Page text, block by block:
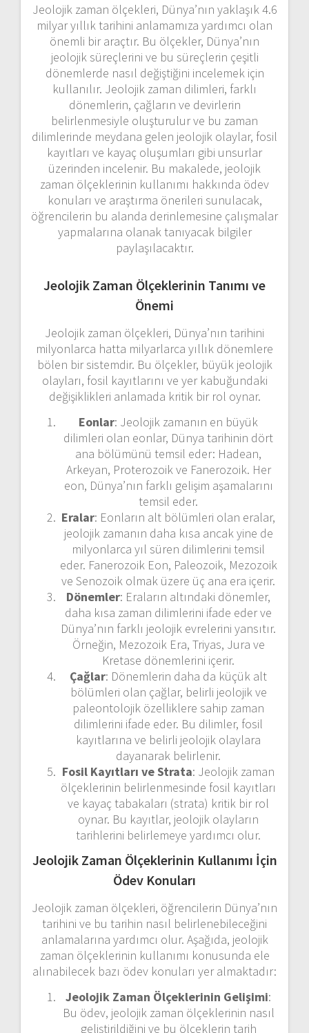
Jeolojik zaman ölçekleri, Dünya’nın yaklaşık 4.6
milyar yıllık tarihini anlamamıza yardımcı olan
önemli bir araçtır. Bu ölçekler, Dünya’nın
jeolojik süreçlerini ve bu süreçlerin çeşitli
dönemlerde nasıl değiştiğini incelemek için
kullanılır. Jeolojik zaman dilimleri, farklı
dönemlerin, çağların ve devirlerin
belirlenmesiyle oluşturulur ve bu zaman
dilimlerinde meydana gelen jeolojik olaylar, fosil
kayıtları ve kayaç oluşumları gibi unsurlar
üzerinden incelenir. Bu makalede, jeolojik
zaman ölçeklerinin kullanımı hakkında ödev
konuları ve araştırma önerileri sunulacak,
öğrencilerin bu alanda derinlemesine çalışmalar
yapmalarına olanak tanıyacak bilgiler
paylaşılacaktır.
Jeolojik Zaman Ölçeklerinin Tanımı ve
Önemi
Jeolojik zaman ölçekleri, Dünya’nın tarihini
milyonlarca hatta milyarlarca yıllık dönemlere
bölen bir sistemdir. Bu ölçekler, büyük jeolojik
olayları, fosil kayıtlarını ve yer kabuğundaki
değişiklikleri anlamada kritik bir rol oynar.
Eonlar: Jeolojik zamanın en büyük
dilimleri olan eonlar, Dünya tarihinin dört
ana bölümünü temsil eder: Hadean,
Arkeyan, Proterozoik ve Fanerozoik. Her
eon, Dünya’nın farklı gelişim aşamalarını
temsil eder.
Eralar: Eonların alt bölümleri olan eralar,
jeolojik zamanın daha kısa ancak yine de
milyonlarca yıl süren dilimlerini temsil
eder. Fanerozoik Eon, Paleozoik, Mezozoik
ve Senozoik olmak üzere üç ana era içerir.
Dönemler: Eraların altındaki dönemler,
daha kısa zaman dilimlerini ifade eder ve
Dünya’nın farklı jeolojik evrelerini yansıtır.
Örneğin, Mezozoik Era, Triyas, Jura ve
Kretase dönemlerini içerir.
Çağlar: Dönemlerin daha da küçük alt
bölümleri olan çağlar, belirli jeolojik ve
paleontolojik özelliklere sahip zaman
dilimlerini ifade eder. Bu dilimler, fosil
kayıtlarına ve belirli jeolojik olaylara
dayanarak belirlenir.
Fosil Kayıtları ve Strata: Jeolojik zaman
ölçeklerinin belirlenmesinde fosil kayıtları
ve kayaç tabakaları (strata) kritik bir rol
oynar. Bu kayıtlar, jeolojik olayların
tarihlerini belirlemeye yardımcı olur.
Jeolojik Zaman Ölçeklerinin Kullanımı İçin
Ödev Konuları
Jeolojik zaman ölçekleri, öğrencilerin Dünya’nın
tarihini ve bu tarihin nasıl belirlenebileceğini
anlamalarına yardımcı olur. Aşağıda, jeolojik
zaman ölçeklerinin kullanımı konusunda ele
alınabilecek bazı ödev konuları yer almaktadır:
Jeolojik Zaman Ölçeklerinin Gelişimi:
Bu ödev, jeolojik zaman ölçeklerinin nasıl
geliştirildiğini ve bu ölçeklerin tarih